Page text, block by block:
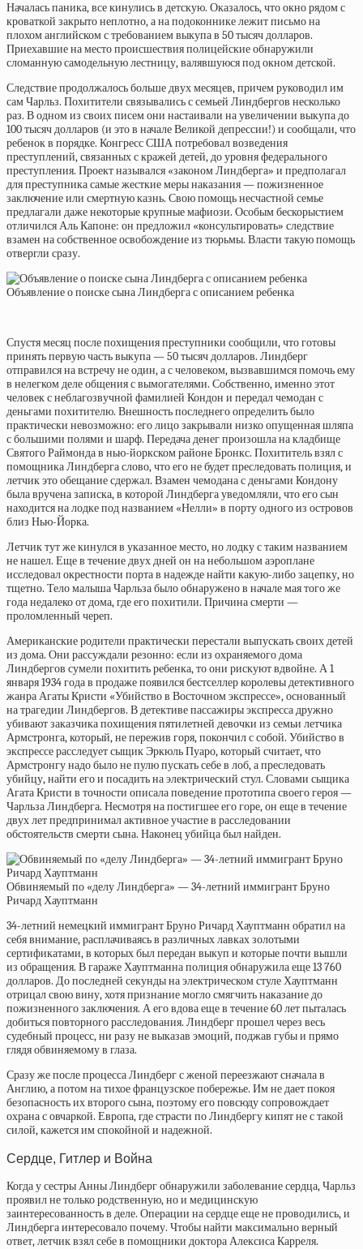
Началась паника, все кинулись в детскую. Оказалось, что окно рядом с
кроваткой закрыто неплотно, а на подоконнике лежит письмо на
плохом английском с требованием выкупа в 50 тысяч долларов.
Приехавшие на место происшествия полицейские обнаружили
сломанную самодельную лестницу, валявшуюся под окном детской.
Следствие продолжалось больше двух месяцев, причем руководил им
сам Чарльз. Похитители связывались с семьей Линдбергов несколько
раз. В одном из своих писем они настаивали на увеличении выкупа до
100 тысяч долларов (и это в начале Великой депрессии!) и сообщали, что
ребенок в порядке. Конгресс США потребовал возведения
преступлений, связанных с кражей детей, до уровня федерального
преступления. Проект назывался «законом Линдберга» и предполагал
для преступника самые жесткие меры наказания — пожизненное
заключение или смертную казнь. Свою помощь несчастной семье
предлагали даже некоторые крупные мафиози. Особым бескорыстием
отличился Аль Капоне: он предложил «консультировать» следствие
взамен на собственное освобождение из тюрьмы. Власти такую помощь
отвергли сразу.
Объявление о поиске сына Линдберга с описанием ребенка
Спустя месяц после похищения преступники сообщили, что готовы
принять первую часть выкупа — 50 тысяч долларов. Линдберг
отправился на встречу не один, а с человеком, вызвавшимся помочь ему
в нелегком деле общения с вымогателями. Собственно, именно этот
человек с неблагозвучной фамилией Кондон и передал чемодан с
деньгами похитителю. Внешность последнего определить было
практически невозможно: его лицо закрывали низко опущенная шляпа
с большими полями и шарф. Передача денег произошла на кладбище
Святого Раймонда в нью-йоркском районе Бронкс. Похититель взял с
помощника Линдберга слово, что его не будет преследовать полиция, и
летчик это обещание сдержал. Взамен чемодана с деньгами Кондону
была вручена записка, в которой Линдберга уведомляли, что его сын
находится на лодке под названием «Нелли» в порту одного из островов
близ Нью-Йорка.
Летчик тут же кинулся в указанное место, но лодку с таким названием
не нашел. Еще в течение двух дней он на небольшом аэроплане
исследовал окрестности порта в надежде найти какую-либо зацепку, но
тщетно. Тело малыша Чарльза было обнаружено в начале мая того же
года недалеко от дома, где его похитили. Причина смерти —
проломленный череп.
Американские родители практически перестали выпускать своих детей
из дома. Они рассуждали резонно: если из охраняемого дома
Линдбергов сумели похитить ребенка, то они рискуют вдвойне. А 1
января 1934 года в продаже появился бестселлер королевы детективного
жанра Агаты Кристи «Убийство в Восточном экспрессе», основанный
на трагедии Линдбергов. В детективе пассажиры экспресса дружно
убивают заказчика похищения пятилетней девочки из семьи летчика
Армстронга, который, не пережив горя, покончил с собой. Убийство в
экспрессе расследует сыщик Эркюль Пуаро, который считает, что
Армстронгу надо было не пулю пускать себе в лоб, а преследовать
убийцу, найти его и посадить на электрический стул. Словами сыщика
Агата Кристи в точности описала поведение прототипа своего героя —
Чарльза Линдберга. Несмотря на постигшее его горе, он еще в течение
двух лет предпринимал активное участие в расследовании
обстоятельств смерти сына. Наконец убийца был найден.
Обвиняемый по «делу Линдберга» — 34-летний иммигрант Бруно
Ричард Хауптманн
34-летний немецкий иммигрант Бруно Ричард Хауптманн обратил на
себя внимание, расплачиваясь в различных лавках золотыми
сертификатами, в которых был передан выкуп и которые почти вышли
из обращения. В гараже Хауптманна полиция обнаружила еще 13 760
долларов. До последней секунды на электрическом стуле Хауптманн
отрицал свою вину, хотя признание могло смягчить наказание до
пожизненного заключения. А его вдова еще в течение 60 лет пыталась
добиться повторного расследования. Линдберг прошел через весь
судебный процесс, ни разу не выказав эмоций, поджав губы и прямо
глядя обвиняемому в глаза.
Сразу же после процесса Линдберг с женой переезжают сначала в
Англию, а потом на тихое французское побережье. Им не дает покоя
безопасность их второго сына, поэтому его повсюду сопровождает
охрана с овчаркой. Европа, где страсти по Линдбергу кипят не с такой
силой, кажется им спокойной и надежной.
Сердце, Гитлер и Война
Когда у сестры Анны Линдберг обнаружили заболевание сердца, Чарльз
проявил не только родственную, но и медицинскую
заинтересованность в деле. Операции на сердце еще не проводились, и
Линдберга интересовало почему. Чтобы найти максимально верный
ответ, летчик взял себе в помощники доктора Алексиса Карреля.